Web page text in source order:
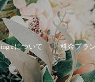
について 料金プラン